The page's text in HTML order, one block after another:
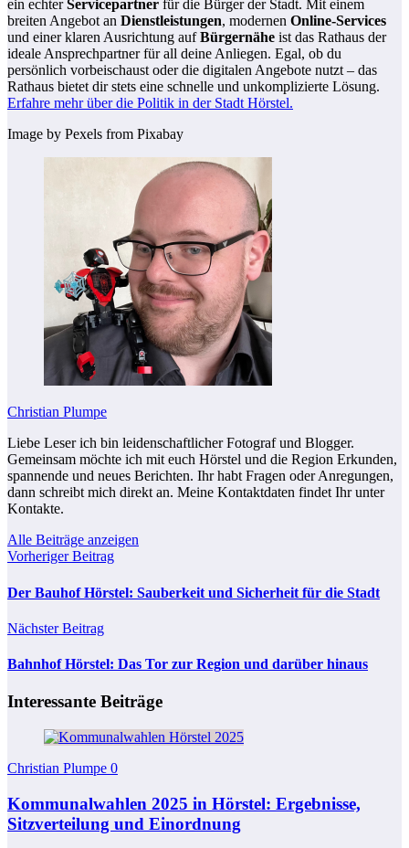
ein echterServicepartner für die Bürger der Stadt. Mit einem
breiten Angebot an Dienstleistungen, modernen Online-Services
und einer klaren Ausrichtung aufBürgernähe ist das Rathaus der
ideale Ansprechpartner für all deine Anliegen. Egal, ob du
persönlich vorbeischaust oder die digitalen Angebote nutzt – das
Rathaus bietet dir stets eine schnelle und unkomplizierte Lösung.
Erfahre mehr über die Politik in der Stadt Hörstel.
Image by Pexels from Pixabay
Christian Plumpe
Liebe Leser ich bin leidenschaftlicher Fotograf und Blogger.
Gemeinsam möchte ich mit euch Hörstel und die Region Erkunden,
spannende und neues Berichten. Ihr habt Fragen oder Anregungen,
dann schreibt mich direkt an. Meine Kontaktdaten findet Ihr unter
Kontakte.
Alle Beiträge anzeigen
Vorheriger Beitrag
Der Bauhof Hörstel: Sauberkeit und Sicherheit für die Stadt
Nächster Beitrag
Bahnhof Hörstel: Das Tor zur Region und darüber hinaus
Interessante Beiträge
Christian Plumpe 0
Kommunalwahlen 2025 in Hörstel: Ergebnisse,
Sitzverteilung und Einordnung